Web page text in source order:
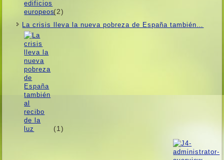
(2)
La crisis lleva la nueva pobreza de España también…
(1)